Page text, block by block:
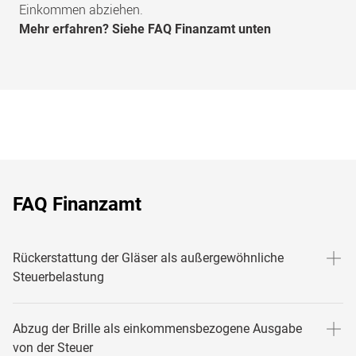
Einkommen abziehen.
Mehr erfahren? Siehe FAQ Finanzamt unten
FAQ Finanzamt
Rückerstattung der Gläser als außergewöhnliche
Steuerbelastung
In diesem Fall gibt es 2 Voraussetzungen:
A) Eine augenärztliche Verschreibung.
Abzug der Brille als einkommensbezogene Ausgabe
von der Steuer